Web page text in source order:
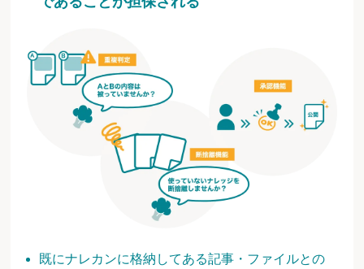
既にナレカンに格納してある記事・ファイルとの